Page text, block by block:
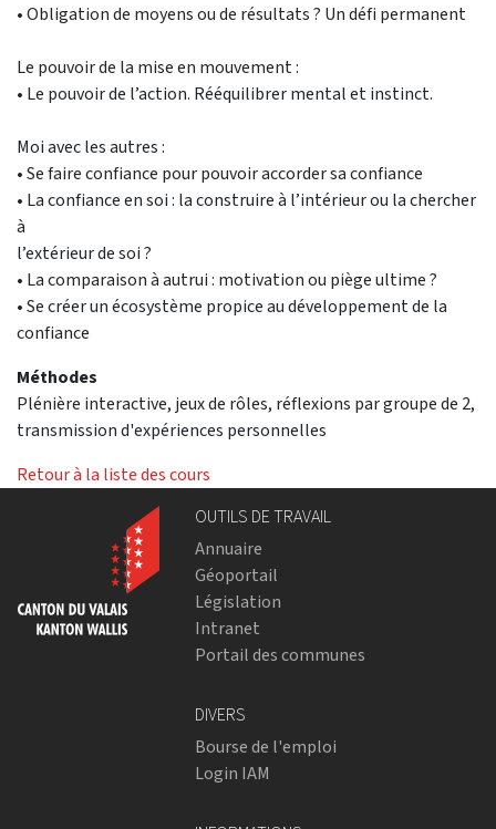
• Obligation de moyens ou de résultats ? Un défi permanent
Le pouvoir de la mise en mouvement :
• Le pouvoir de l’action. Rééquilibrer mental et instinct.
Moi avec les autres :
• Se faire confiance pour pouvoir accorder sa confiance
• La confiance en soi : la construire à l’intérieur ou la chercher
à
l’extérieur de soi ?
• La comparaison à autrui : motivation ou piège ultime ?
• Se créer un écosystème propice au développement de la
confiance
Méthodes
Plénière interactive, jeux de rôles, réflexions par groupe de 2,
transmission d'expériences personnelles
Retour à la liste des cours
OUTILS DE TRAVAIL
Annuaire
Géoportail
Législation
Intranet
Portail des communes
DIVERS
Bourse de l'emploi
Login IAM